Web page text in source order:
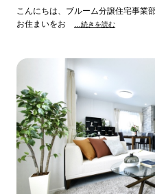
こんにちは、ブルーム分譲住宅事業
お住まいをお
…続きを読む